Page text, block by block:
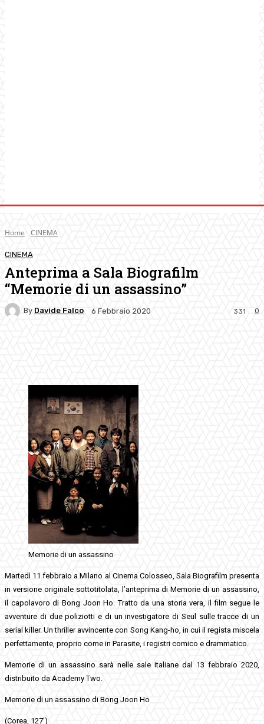
Home CINEMA
CINEMA
Anteprima a Sala Biografilm
“Memorie di un assassino”
By Davide Falco 6 Febbraio 2020 0
331
Memorie di un assassino
Martedì 11 febbraio a Milano al Cinema Colosseo, Sala Biografilm presenta
in versione originale sottotitolata, l’anteprima di Memorie di un assassino,
il capolavoro di Bong Joon Ho. Tratto da una storia vera, il film segue le
avventure di due poliziotti e di un investigatore di Seul sulle tracce di un
serial killer. Un thriller avvincente con Song Kang-ho, in cui il regista miscela
perfettamente, proprio come in Parasite, i registri comico e drammatico.
Memorie di un assassino sarà nelle sale italiane dal 13 febbraio 2020,
distribuito da Academy Two.
Memorie di un assassino di Bong Joon Ho
(Corea, 127′)